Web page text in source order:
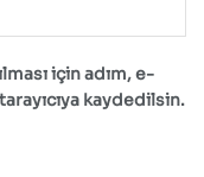
için adım, e-
kaydedilsin.